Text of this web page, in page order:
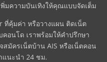
มความบันเทิงให้คุณแบบจัดเต็ม
ที่คุ้มค่า หรือวางแผน ติดเน็ต
อนโด เราพร้อมให้คำปรึกษา
สมัครเน็ตบ้าน AIS หรือเน็ตคอน
แนะนำ 24 ชม.